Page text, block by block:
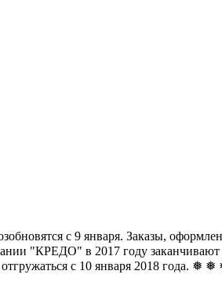
с 9 января. Заказы,
"КРЕДО" в 2017 году заканчивают
отгружаться с 10 января 2018 года.